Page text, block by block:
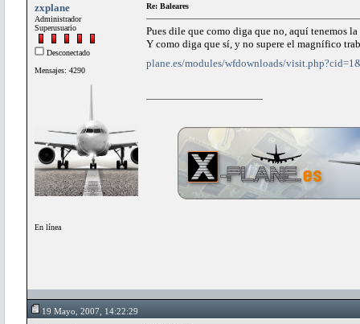
zxplane
Administrador
Superusuario
Desconectado
Mensajes: 4290
En línea
Re: Baleares
Pues dile que como diga que no, aquí tenemos
Y como diga que sí, y no supere el magnífico
plane.es/modules/wfdownloads/
19 Mayo, 2007, 14:22:29